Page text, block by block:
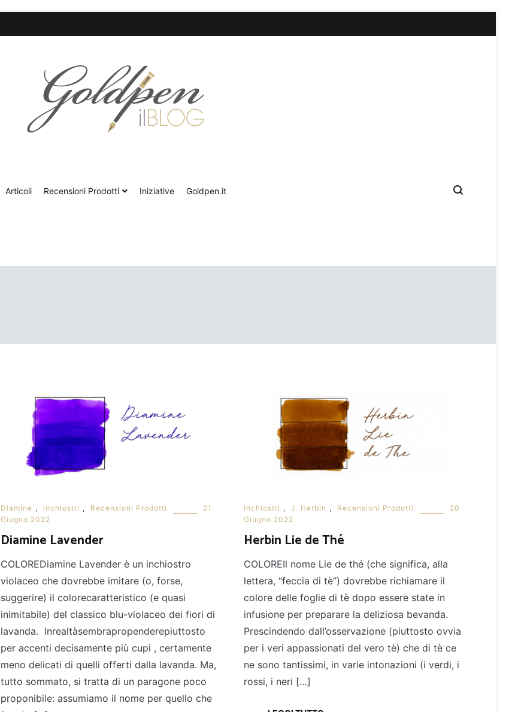
Articoli Recensioni Prodotti Iniziative Goldpen.it
Diamine , Inchiostri , Recensioni Prodotti
21
Giugno 2022
Diamine Lavender
COLOREDiamine Lavender è un inchiostro
violaceo che dovrebbe imitare (o, forse,
suggerire) il colorecaratteristico (e quasi
inimitabile) del classico blu-violaceo dei fiori di
lavanda. Inrealtàsembrapropenderepiuttosto
per accenti decisamente più cupi , certamente
meno delicati di quelli offerti dalla lavanda. Ma,
tutto sommato, si tratta di un paragone poco
proponibile: assumiamo il nome per quello che
Inchiostri , J. Herbin , Recensioni Prodotti
20
Giugno 2022
Herbin Lie de Thé
COLOREIl nome Lie de thé (che significa, alla
lettera, “feccia di tè”) dovrebbe richiamare il
colore delle foglie di tè dopo essere state in
infusione per preparare la deliziosa bevanda.
Prescindendo dall’osservazione (piuttosto ovvia
per i veri appassionati del vero tè) che di tè ce
ne sono tantissimi, in varie intonazioni (i verdi, i
rossi, i neri […]